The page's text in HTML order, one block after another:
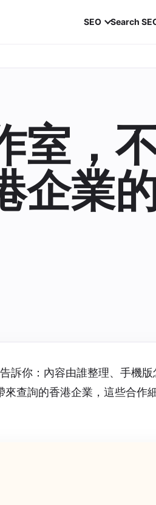
SEO Search
室，
企業
訴你：內容由誰整理、手機版
查詢的香港企業，這些合作